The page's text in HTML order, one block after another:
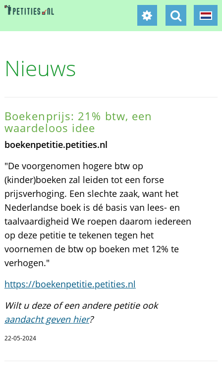
Nieuws
Boekenprijs: 21% btw, een
waardeloos idee
boekenpetitie.petities.nl
"De voorgenomen hogere btw op
(kinder)boeken zal leiden tot een forse
prijsverhoging. Een slechte zaak, want het
Nederlandse boek is dé basis van lees- en
taalvaardigheid We roepen daarom iedereen
op deze petitie te tekenen tegen het
voornemen de btw op boeken met 12% te
verhogen."
https://boekenpetitie.petities.nl
Wilt u deze of een andere petitie ook
aandacht geven hier?
22-05-2024